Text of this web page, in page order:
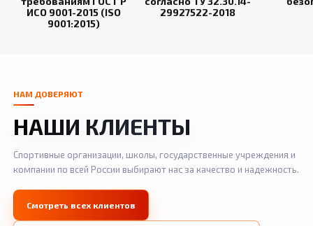
ИСО 9001-2015 (ISO
9001:2015)
29927522-2018
НАМ ДОВЕРЯЮТ
НАШИ КЛИЕНТЫ
Спортивные организации, школы, государственные учреждения и
компании по всей России выбирают нас за качество и надежность.
Смотреть всех клиентов